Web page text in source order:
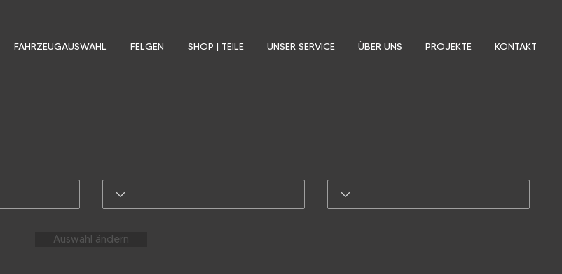
FAHRZEUGAUSWAHL FELGEN SHOP | TEILE UNSER SERVICE ÜBER UNS PROJEKTE KONTAKT
Auswahl ändern